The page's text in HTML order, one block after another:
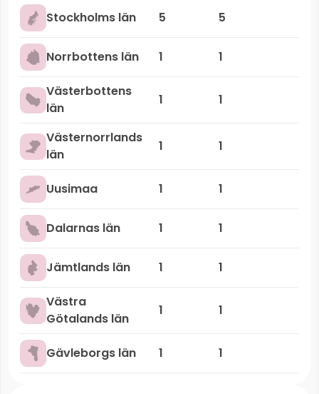
Stockholms län 5 5
Norrbottens län 1 1
Västerbottens
län
1 1
Västernorrlands
län
1 1
Uusimaa 1 1
Dalarnas län 1 1
Jämtlands län 1 1
Västra
Götalands län
1 1
Gävleborgs län 1 1